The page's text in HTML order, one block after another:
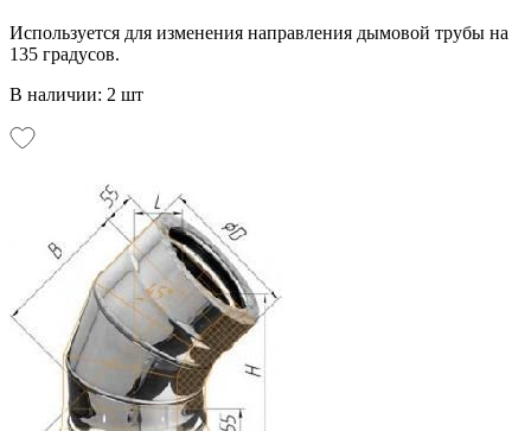
Используется для изменения направления дымовой трубы на
135 градусов.
В наличии: 2 шт